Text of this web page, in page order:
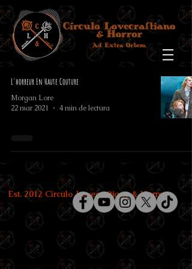
L'horreur En Haute Couture
Morgan Lore
22 mar 2021
4 min de lectura
Est. 2012 Círculo Lovecraftiano & Horror